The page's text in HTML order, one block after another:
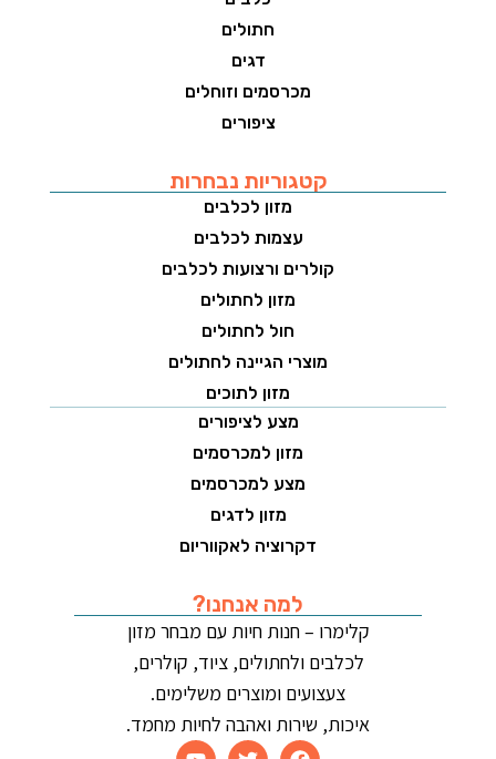
חתולים
דגים
מכרסמים וזוחלים
ציפורים
קטגוריות נבחרות
מזון לכלבים
עצמות לכלבים
קולרים ורצועות לכלבים
מזון לחתולים
חול לחתולים
מוצרי הגיינה לחתולים
מזון לתוכים
מצע לציפורים
מזון למכרסמים
מצע למכרסמים
מזון לדגים
דקרוציה לאקווריום
למה אנחנו?
קלימרו – חנות חיות עם מבחר מזון
לכלבים ולחתולים, ציוד, קולרים,
צעצועים ומוצרים משלימים.
איכות, שירות ואהבה לחיות מחמד.